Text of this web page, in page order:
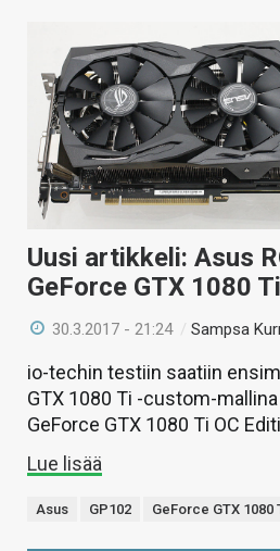
Uusi artikkeli: Asus
GeForce GTX 1080
30.3.2017 - 21:24 /Sampsa
io-techin testiin saatiin
GTX 1080 Ti -custom-
GeForce GTX 1080 Ti OC
Lue lisää
Asus GP102 GeForce GTX 1080